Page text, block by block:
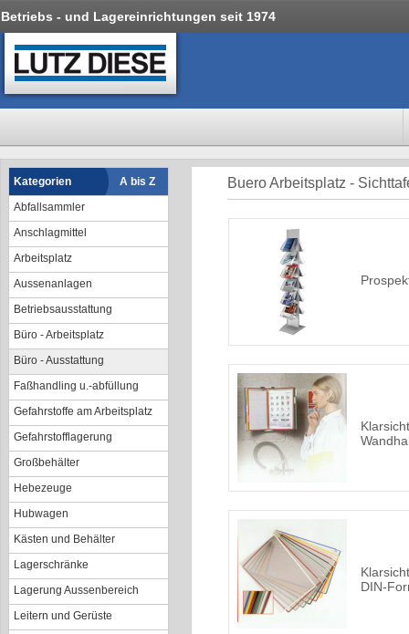
Betriebs - und Lagereinrichtungen seit 1974
Kategorien
A bis Z
Abfallsammler
Anschlagmittel
Arbeitsplatz
Aussenanlagen
Betriebsausstattung
Büro - Arbeitsplatz
Büro - Ausstattung
Faßhandling u.-abfüllung
Gefahrstoffe am Arbeitsplatz
Gefahrstofflagerung
Großbehälter
Hebezeuge
Hubwagen
Kästen und Behälter
Lagerschränke
Lagerung Aussenbereich
Leitern und Gerüste
Buero Arbeitsplatz -
DIN-